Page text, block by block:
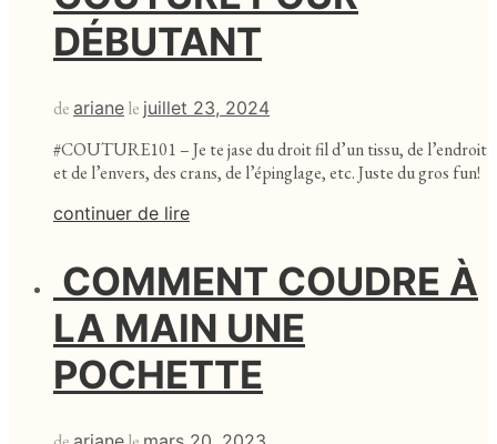
DÉBUTANT
de ariane le juillet 23, 2024
#COUTURE101 – Je te jase du droit fil d’un tissu, de l’endroit
et de l’envers, des crans, de l’épinglage, etc. Juste du gros fun!
continuer de lire
COMMENT COUDRE À
LA MAIN UNE
POCHETTE